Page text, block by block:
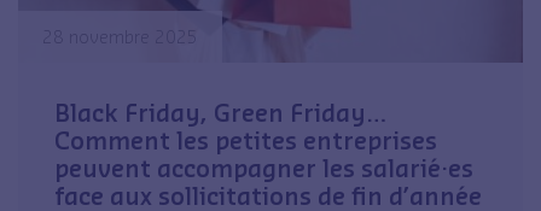
Black Friday, Green Friday…
Comment les petites entreprises
peuvent accompagner les salarié·es
face aux sollicitations de fin d’année